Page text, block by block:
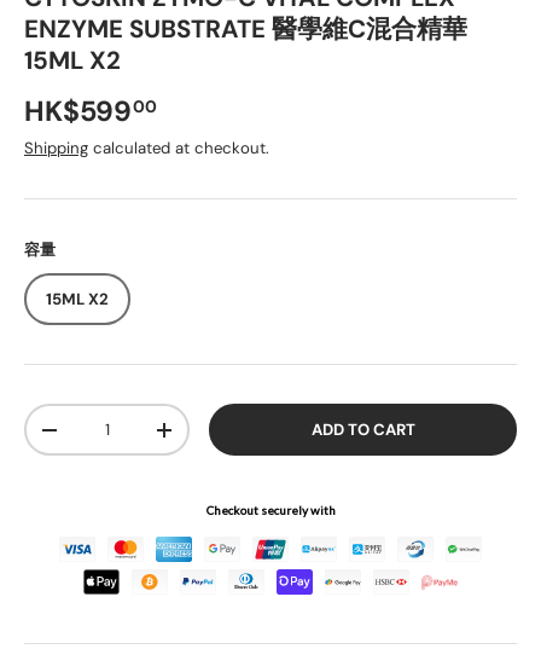
ENZYME SUBSTRATE 醫學維C混合精華
15ML X2
Regular price
HK$59900
Shipping calculated at checkout.
容量
15ML X2
Qty
DECREASE QUANTITYINCREASE QUANTITYADD TO CART
Checkout securely with